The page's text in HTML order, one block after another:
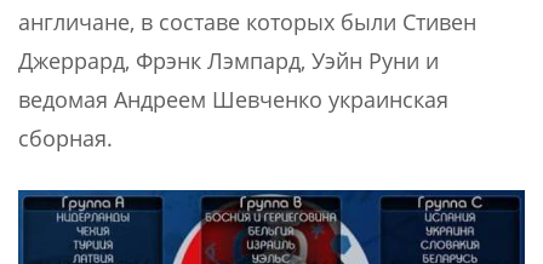
англичане, в составе которых были Стивен
Джеррард, Фрэнк Лэмпард, Уэйн Руни и
ведомая Андреем Шевченко украинская
сборная.